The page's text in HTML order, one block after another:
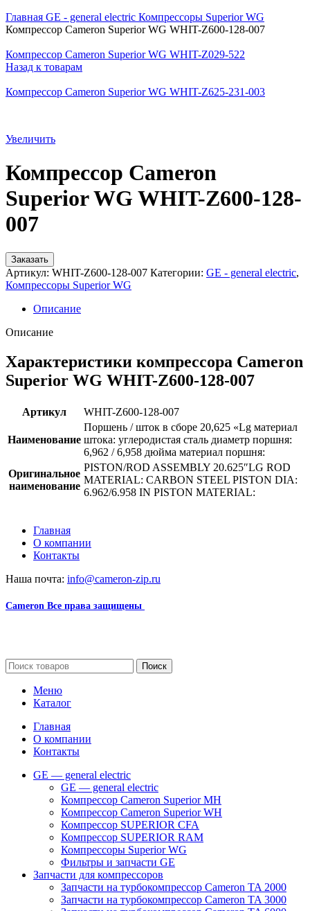
Главная GE - general electric Компрессоры Superior WG
Компрессор Cameron Superior WG WHIT-Z600-128-007
Компрессор Cameron Superior WG WHIT-Z029-522
Назад к товарам
Компрессор Cameron Superior WG WHIT-Z625-231-003
Увеличить
Компрессор Cameron
Superior WG WHIT-Z600-128-
007
Заказать
Артикул: WHIT-Z600-128-007 Категории: GE - general electric,
Компрессоры Superior WG
Описание
Описание
Характеристики компрессора Cameron
Superior WG WHIT-Z600-128-007
Артикул WHIT-Z600-128-007
Наименование
Поршень / шток в сборе 20,625 «Lg материал
штока: углеродистая сталь диаметр поршня:
6,962 / 6,958 дюйма материал поршня:
Оригинальное
наименование
PISTON/ROD ASSEMBLY 20.625″LG ROD
MATERIAL: CARBON STEEL PISTON DIA:
6.962/6.958 IN PISTON MATERIAL:
Главная
О компании
Контакты
Наша почта: info@cameron-zip.ru
Cameron Все права защищены
Поиск
Меню
Каталог
Главная
О компании
Контакты
GE — general electric
GE — general electric
Компрессор Cameron Superior MH
Компрессор Cameron Superior WH
Компрессор SUPERIOR CFA
Компрессор SUPERIOR RAM
Компрессоры Superior WG
Фильтры и запчасти GE
Запчасти для компрессоров
Запчасти на турбокомпрессор Cameron TA 2000
Запчасти на турбокомпрессор Cameron TA 3000